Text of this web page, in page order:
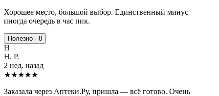
Хорошее место, большой выбор. Единственный минус —
иногда очередь в час пик.
Полезно · 8
Н
Н. Р.
2 нед. назад
★★★★★
Заказала через Аптеки.Ру, пришла — всё готово. Очень